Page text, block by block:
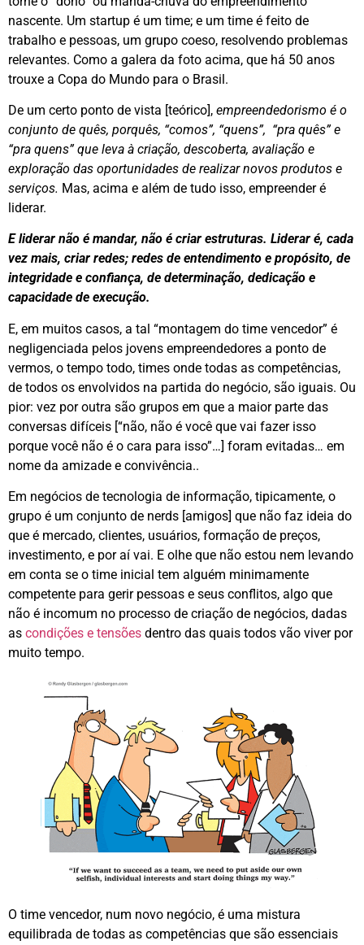
nascente. Um startup é um time; e um time é feito de
trabalho e pessoas, um grupo coeso, resolvendo problemas
relevantes. Como a galera da foto acima, que há 50 anos
trouxe a Copa do Mundo para o Brasil.
De um certo ponto de vista [teórico], empreendedorismo é o
conjunto de quês, porquês, “comos”, “quens”, “pra quês” e
“pra quens” que leva à criação, descoberta, avaliação e
exploração das oportunidades de realizar novos produtos e
serviços. Mas, acima e além de tudo isso, empreender é
liderar.
E liderar não é mandar, não é criar estruturas. Liderar é, cada
vez mais, criar redes; redes de entendimento e propósito, de
integridade e confiança, de determinação, dedicação e
capacidade de execução.
E, em muitos casos, a tal “montagem do time vencedor” é
negligenciada pelos jovens empreendedores a ponto de
vermos, o tempo todo, times onde todas as competências,
de todos os envolvidos na partida do negócio, são iguais. Ou
pior: vez por outra são grupos em que a maior parte das
conversas difíceis [“não, não é você que vai fazer isso
porque você não é o cara para isso”…] foram evitadas… em
nome da amizade e convivência..
Em negócios de tecnologia de informação, tipicamente, o
grupo é um conjunto de nerds [amigos] que não faz ideia do
que é mercado, clientes, usuários, formação de preços,
investimento, e por aí vai. E olhe que não estou nem levando
em conta se o time inicial tem alguém minimamente
competente para gerir pessoas e seus conflitos, algo que
não é incomum no processo de criação de negócios, dadas
as condições e tensões dentro das quais todos vão viver por
muito tempo.
O time vencedor, num novo negócio, é uma mistura
equilibrada de todas as competências que são essenciais